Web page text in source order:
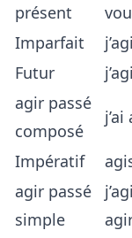
présent
Imparfait
Futur
agir passé
composé
Impératif
agir passé
simple